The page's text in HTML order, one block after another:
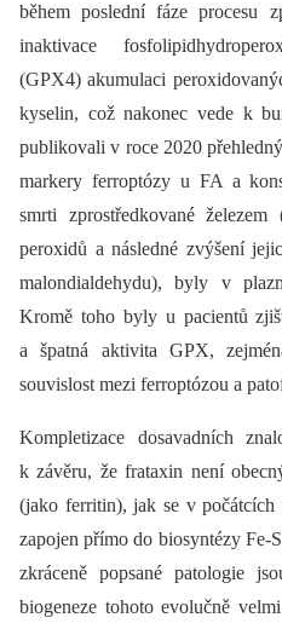
během poslední fáze procesu
inaktivace
(GPX4) akumulaci
kyselin, což nakonec vede k
publikovali v roce 2020
markery ferroptózy u FA a
smrti zprostředkované
peroxidů a následné zvýšení
malondialdehydu), byly v
Kromě toho byly u pacientů
a špatná aktivita GPX,
souvislost mezi ferroptózou a
Kompletizace dosavadních
k závěru, že frataxin není
(jako ferritin), jak se v
zapojen přímo do biosyntézy Fe-
zkráceně popsané patologie
biogeneze tohoto evolučně